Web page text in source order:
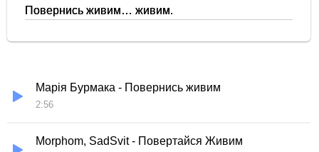
Повернись живим… живим.
Марія Бурмака - Повернись живим
2:56
Morphom, SadSvit - Повертайся Живим